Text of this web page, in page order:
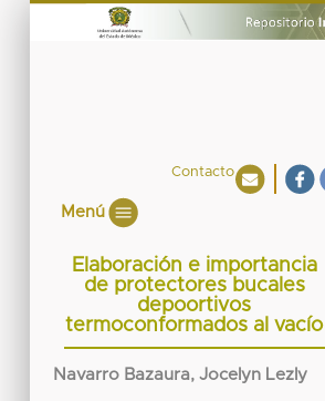
Contacto
Menú
Elaboración e importancia
de protectores bucales
depoortivos
termoconformados al vacío
Navarro Bazaura, Jocelyn Lezly